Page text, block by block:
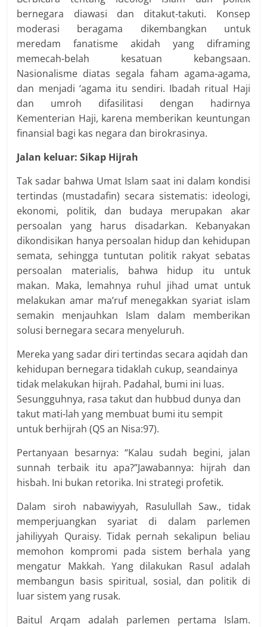
bernegara diawasi dan ditakut-takuti. Konsep
moderasi beragama dikembangkan untuk
meredam fanatisme akidah yang diframing
memecah-belah kesatuan kebangsaan.
Nasionalisme diatas segala faham agama-agama,
dan menjadi ‘agama itu sendiri. Ibadah ritual Haji
dan umroh difasilitasi dengan hadirnya
Kementerian Haji, karena memberikan keuntungan
finansial bagi kas negara dan birokrasinya.
Jalan keluar: Sikap Hijrah
Tak sadar bahwa Umat Islam saat ini dalam kondisi
tertindas (mustadafin) secara sistematis: ideologi,
ekonomi, politik, dan budaya merupakan akar
persoalan yang harus disadarkan. Kebanyakan
dikondisikan hanya persoalan hidup dan kehidupan
semata, sehingga tuntutan politik rakyat sebatas
persoalan materialis, bahwa hidup itu untuk
makan. Maka, lemahnya ruhul jihad umat untuk
melakukan amar ma’ruf menegakkan syariat islam
semakin menjauhkan Islam dalam memberikan
solusi bernegara secara menyeluruh.
Mereka yang sadar diri tertindas secara aqidah dan
kehidupan bernegara tidaklah cukup, seandainya
tidak melakukan hijrah. Padahal, bumi ini luas.
Sesungguhnya, rasa takut dan hubbud dunya dan
takut mati-lah yang membuat bumi itu sempit
untuk berhijrah (QS an Nisa:97).
Pertanyaan besarnya: “Kalau sudah begini, jalan
sunnah terbaik itu apa?”Jawabannya: hijrah dan
hisbah. Ini bukan retorika. Ini strategi profetik.
Dalam siroh nabawiyyah, Rasulullah Saw., tidak
memperjuangkan syariat di dalam parlemen
jahiliyyah Quraisy. Tidak pernah sekalipun beliau
memohon kompromi pada sistem berhala yang
mengatur Makkah. Yang dilakukan Rasul adalah
membangun basis spiritual, sosial, dan politik di
luar sistem yang rusak.
Baitul Arqam adalah parlemen pertama Islam.